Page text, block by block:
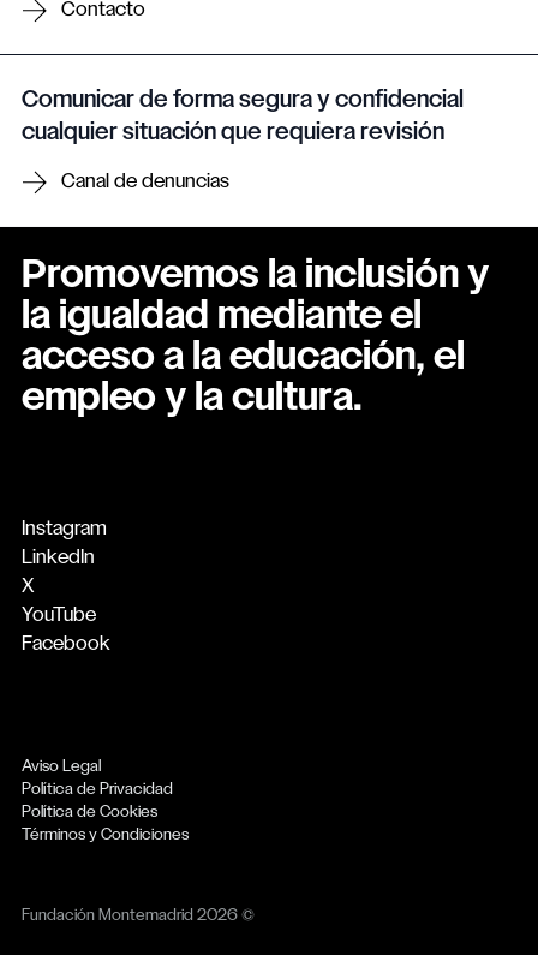
Contacto
Comunicar de forma segura y confidencial
cualquier situación que requiera revisión
Canal de denuncias
Promovemos la inclusión y
la igualdad mediante el
acceso a la educación, el
empleo y la cultura.
Instagram
LinkedIn
X
YouTube
Facebook
Aviso Legal
Política de Privacidad
Política de Cookies
Términos y Condiciones
Fundación Montemadrid 2026 ©